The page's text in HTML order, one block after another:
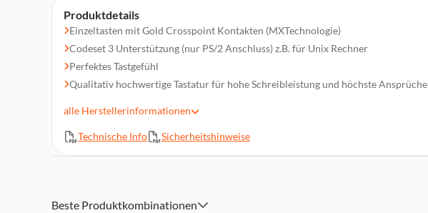
Produktdetails
Einzeltasten mit Gold Crosspoint Kontakten (MXTechnologie)
Codeset 3 Unterstützung (nur PS/2 Anschluss) z.B. für Unix Rechner
Perfektes Tastgefühl
Qualitativ hochwertige Tastatur für hohe Schreibleistung und höchste Ansprüche
Produktfarbe: Grau
Abmessungen (BxTxH): 405 x 180 x 44 mm
alle Herstellerinformationen
Technische Info Sicherheitshinweise
Beste Produktkombinationen